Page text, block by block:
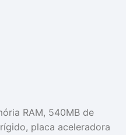
RAM, 540MB de
placa aceleradora